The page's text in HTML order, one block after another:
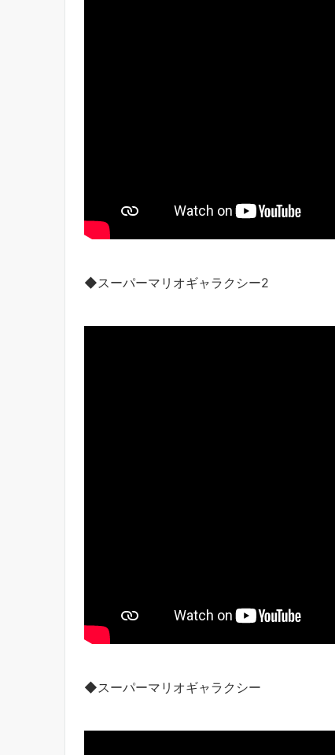
◆スーパーマリオギャラクシー2
◆スーパーマリオギャラクシー